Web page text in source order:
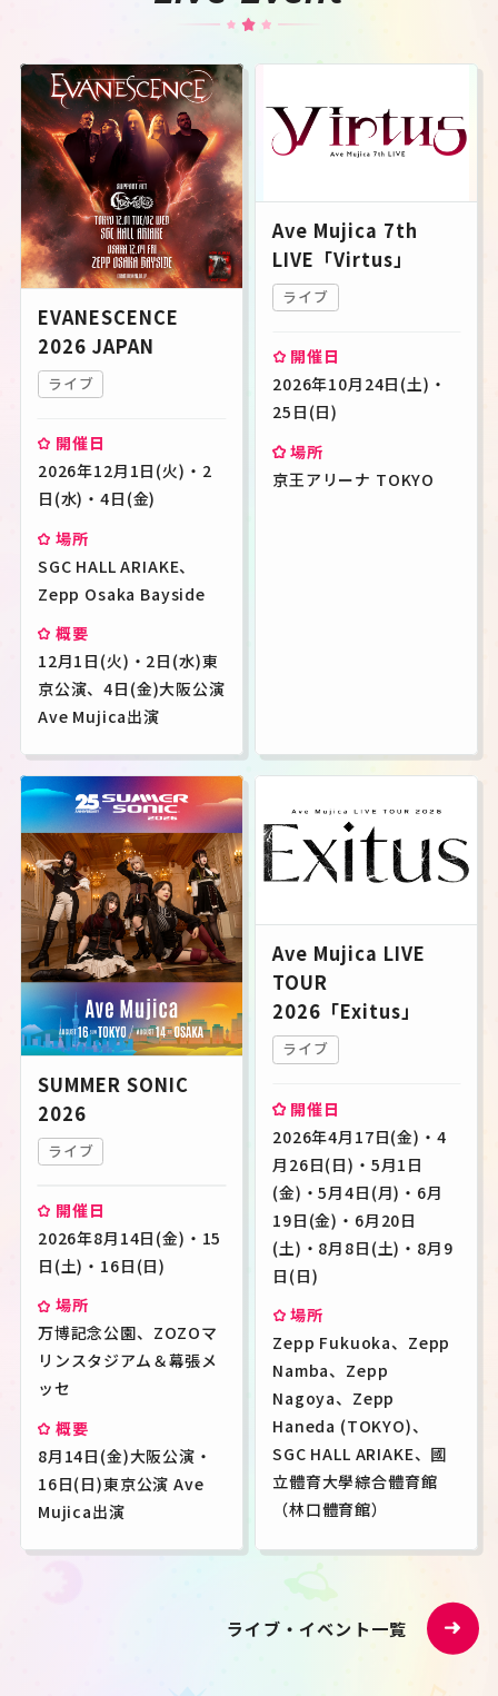
EVANESCENCE
2026 JAPAN
ライブ
開催日
2026年12月1日(火)・2
日(水)・4日(金)
場所
SGC HALL ARIAKE、
Zepp Osaka Bayside
概要
12月1日(火)・2日(水)東
京公演、4日(金)大阪公演
Ave Mujica出演
Ave Mujica 7th
LIVE「Virtus」
ライブ
開催日
2026年10月24日(土)・
25日(日)
場所
京王アリーナ TOKYO
SUMMER SONIC
2026
ライブ
開催日
2026年8月14日(金)・15
日(土)・16日(日)
場所
万博記念公園、ZOZOマ
リンスタジアム＆幕張メ
ッセ
概要
8月14日(金)大阪公演・
16日(日)東京公演 Ave
Mujica出演
Ave Mujica LIVE
TOUR
2026「Exitus」
ライブ
開催日
2026年4月17日(金)・4
月26日(日)・5月1日
(金)・5月4日(月)・6月
19日(金)・6月20日
(土)・8月8日(土)・8月9
日(日)
場所
Zepp Fukuoka、Zepp
Namba、Zepp
Nagoya、Zepp
Haneda (TOKYO)、
SGC HALL ARIAKE、國
立體育大學綜合體育館
（林口體育館）
ライブ・イベント一覧